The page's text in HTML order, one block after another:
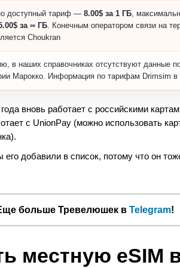
доступный тариф — 8.00$ за 1 ГБ,
за ∞ ГБ. Конечным оператором связи на
Choukran
в наших справочниках отсутствуют данные
Марокко. Информация по тарифам Drimsim в
вновь работает с российскими
с UnionPay (можно использовать
добавили в список, потому что он
больше Тревелюшек вTelegram!
местную eSIM